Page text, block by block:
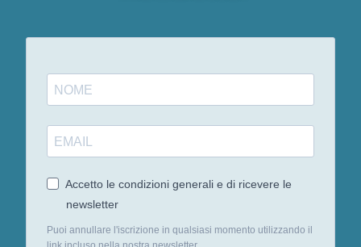
Accetto le condizioni generali e di ricevere le
newsletter
Puoi annullare l'iscrizione in qualsiasi momento utilizzando il